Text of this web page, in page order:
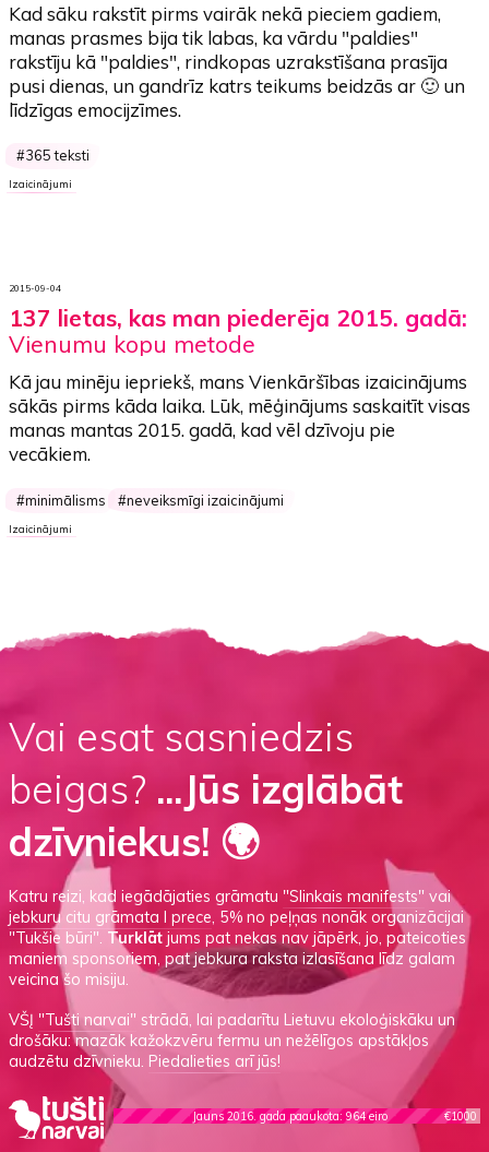
Kad sāku rakstīt pirms vairāk nekā pieciem gadiem,
manas prasmes bija tik labas, ka vārdu "paldies"
rakstīju kā "paldies", rindkopas uzrakstīšana prasīja
pusi dienas, un gandrīz katrs teikums beidzās ar 🙂 un
līdzīgas emocijzīmes.
365 teksti
Izaicinājumi
2015-09-04
137 lietas, kas man piederēja 2015. gadā:
Vienumu kopu metode
Kā jau minēju iepriekš, mansVienkāršības izaicinājums
sākās pirms kāda laika. Lūk, mēģinājums saskaitīt visas
manas mantas 2015. gadā, kad vēl dzīvoju pie
vecākiem.
minimālisms neveiksmīgi izaicinājumi
Izaicinājumi
Vai esat sasniedzis
beigas? ...Jūs izglābāt
dzīvniekus! 🌍
Katru reizi, kad iegādājaties grāmatu "Slinkais manifests" vai
jebkuru citu grāmata I prece, 5% no peļņas nonāk organizācijai
"Tukšie būri". Turklāt jums pat nekas nav jāpērk, jo, pateicoties
maniem sponsoriem, pat jebkura raksta izlasīšana līdz galam
veicina šo misiju.
VŠĮ "Tušti narvai" strādā, lai padarītu Lietuvu ekoloģiskāku un
drošāku: mazāk kažokzvēru fermu un nežēlīgos apstākļos
audzētu dzīvnieku. Piedalieties arī jūs!
Jauns 2016. gada paaukota: 964 eiro €1000